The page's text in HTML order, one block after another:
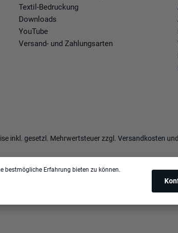
Textil-Bedruckung
Downloads
YouTube
Versand- und Zahlungsarten
inkl. gesetzl. Mehrwertsteuer zzgl. Versandkosten
bestmögliche Erfahrung bieten zu können.